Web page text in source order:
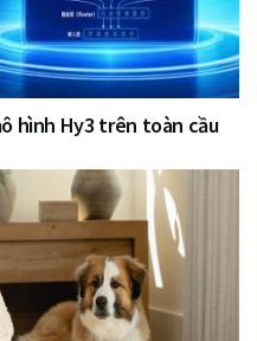
hình Hy3 trên toàn cầu